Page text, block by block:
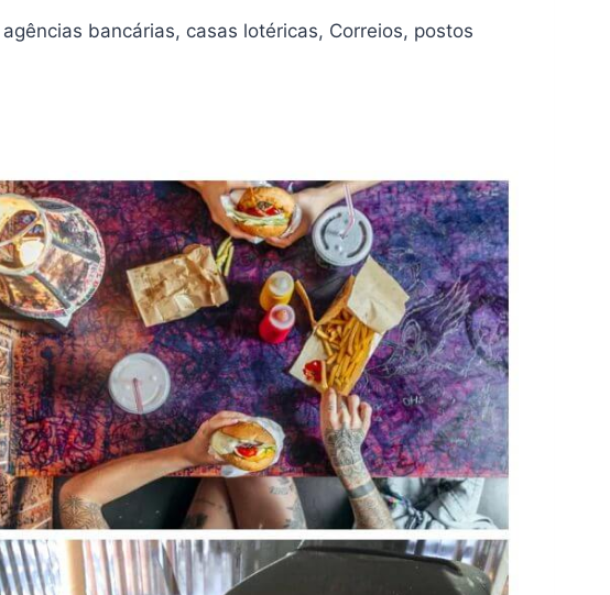
bancárias, casas lotéricas, Correios, postos